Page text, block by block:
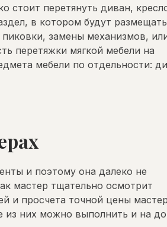
стоит перетянуть диван,
в котором будут
замены механизмов,
перетяжки мягкой мебели на
мебели по отдельности:
и поэтому она далеко не
мастер тщательно осмотрит
и просчета точной цены мастер
из них можно выполнить и на